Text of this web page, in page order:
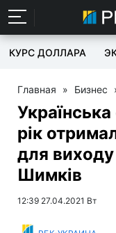
КУРС ДОЛЛАРА
Главная » Бизнес
рік
для виходу
Шимків
12:39 27.04.2021 Вт